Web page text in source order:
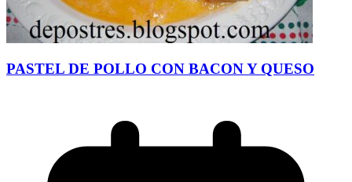
PASTEL DE POLLO CON BACON Y QUESO